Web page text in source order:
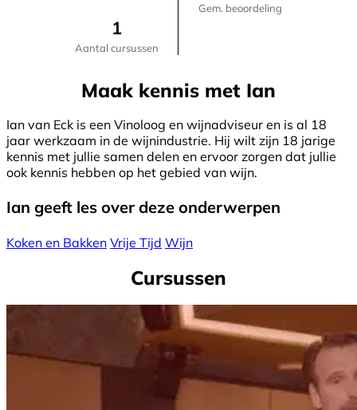
1
Aantal cursussen
Gem. beoordeling
Maak kennis met Ian
Ian van Eck is een Vinoloog en wijnadviseur en is al 18
jaar werkzaam in de wijnindustrie. Hij wilt zijn 18 jarige
kennis met jullie samen delen en ervoor zorgen dat jullie
ook kennis hebben op het gebied van wijn.
Ian geeft les over deze onderwerpen
Koken en Bakken Vrije Tijd Wijn
Cursussen